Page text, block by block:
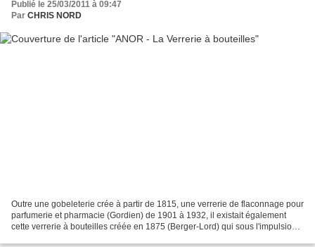
Publié le 25/03/2011 à 09:47
Par CHRIS NORD
Outre une gobeleterie crée à partir de 1815, une verrerie de flaconnage pour
parfumerie et pharmacie (Gordien) de 1901 à 1932, il existait également
cette verrerie à bouteilles créée en 1875 (Berger-Lord) qui sous l'impulsion